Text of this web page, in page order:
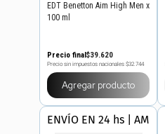
EDT Benetton Aim High Men x
100 ml
Precio final$39.620
Precio sin impuestos nacionales $32.744
Agregar producto
ENVÍO EN 24 hs | AMBA